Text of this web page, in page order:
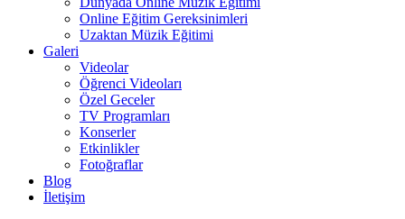
Online Eğitim Gereksinimleri
Uzaktan Müzik Eğitimi
Galeri
Videolar
Öğrenci Videoları
Özel Geceler
TV Programları
Konserler
Etkinlikler
Fotoğraflar
Blog
İletişim